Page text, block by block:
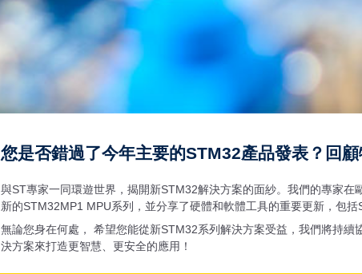
您是否錯過了今年主要的STM32產品發表？回
與ST專家一同環遊世界，揭開新STM32解決方案的面紗。我們的專家
新的STM32MP1 MPU系列，並分享了硬體和軟體工具的重要更新，包
無論您身在何處， 希望您能從新STM32系列解決方案受益，我們將持
決方案來打造更智慧、更安全的應用！